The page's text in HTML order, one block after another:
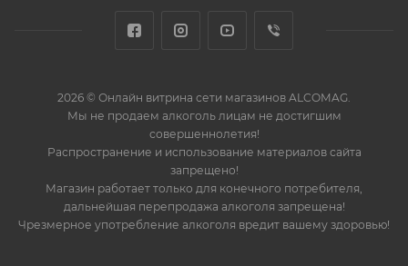
2026 © Онлайн витрина сети магазинов ALCOMAG.
Мы не продаем алкоголь лицам не достигшим
совершеннолетия!
Распространение и использование материалов сайта
запрещено!
Магазин работает только для конечного потребителя,
дальнейшая перепродажа алкоголя запрещена!
Чрезмерное употребление алкоголя вредит вашему здоровью!